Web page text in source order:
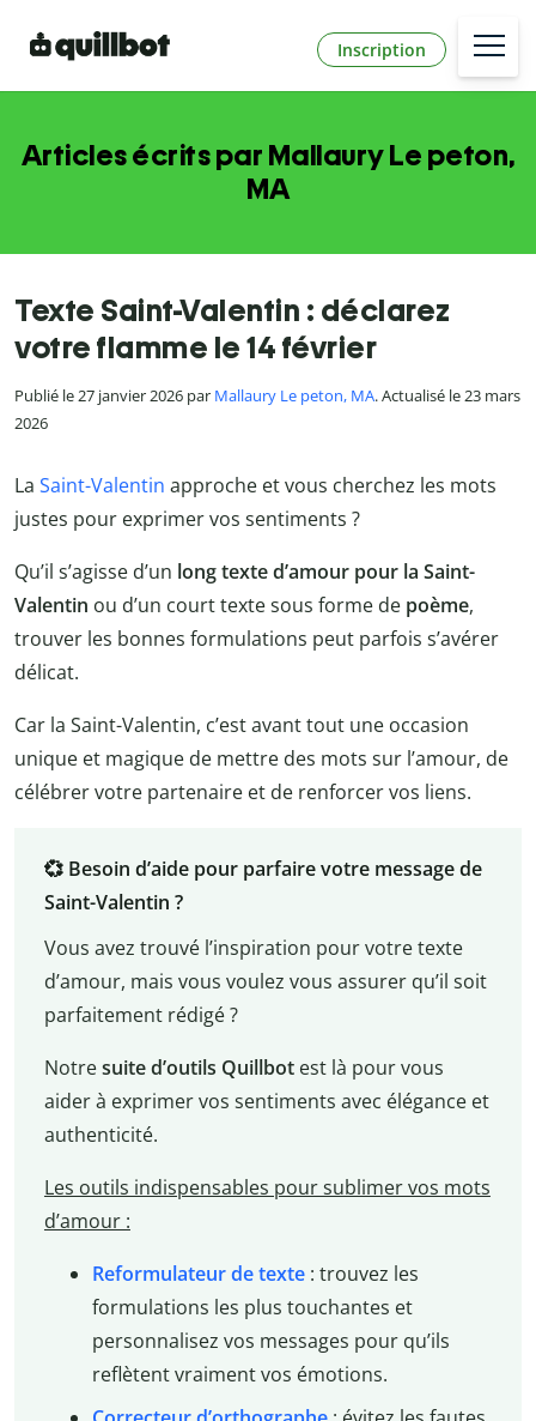
Inscription
Articles écrits par Mallaury Le peton,
MA
Texte Saint-Valentin : déclarez
votre flamme le 14 février
Publié le 27 janvier 2026 par Mallaury Le peton, MA. Actualisé le 23 mars
2026
La Saint-Valentin approche et vous cherchez les mots
justes pour exprimer vos sentiments ?
Qu’il s’agisse d’un long texte d’amour pour la Saint-
Valentin ou d’un court texte sous forme de poème,
trouver les bonnes formulations peut parfois s’avérer
délicat.
Car la Saint-Valentin, c’est avant tout une occasion
unique et magique de mettre des mots sur l’amour, de
célébrer votre partenaire et de renforcer vos liens.
💞 Besoin d’aide pour parfaire votre message de
Saint-Valentin ?
Vous avez trouvé l’inspiration pour votre texte
d’amour, mais vous voulez vous assurer qu’il soit
parfaitement rédigé ?
Notresuite d’outils Quillbot est là pour vous
aider à exprimer vos sentiments avec élégance et
authenticité.
Les outils indispensables pour sublimer vos mots
d’amour :
Reformulateur de texte: trouvez les
formulations les plus touchantes et
personnalisez vos messages pour qu’ils
reflètent vraiment vos émotions.